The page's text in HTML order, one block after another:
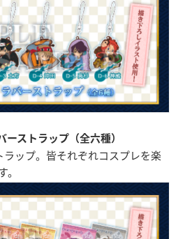
ーストラップ（全六種）
ップ。皆それぞれコスプレを楽